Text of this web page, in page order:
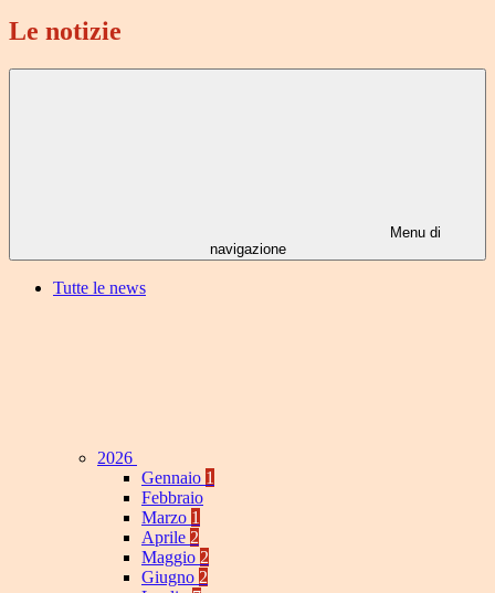
Le notizie
Menu di
navigazione
Tutte le news
2026
Gennaio 1
Febbraio
Marzo 1
Aprile 2
Maggio 2
Giugno 2